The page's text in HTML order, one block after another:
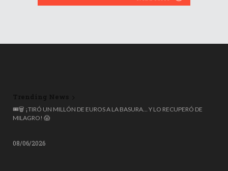
¡ALERTA SANITARIA! RETIRAN MÁS DE 12 MILLONES DE GOTAS ROhto
POR RIESGO DE CONTAMINACIÓN OCULAR 👁️⚠️
08/06/2026